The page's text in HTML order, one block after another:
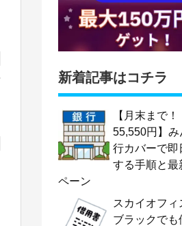
新着記事はコチラ
【月末まで
55,550円】み
行カバーで即
する手順と最
ペーン
スカイオフィ
ブラックでも